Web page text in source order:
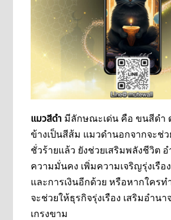
แมวสีดำ มีลักษณะเด่น คือ ขนสีดำ
ข้างเป็นสีส้ม แมวดำนอกจากจะช่ว
ชั่วร้ายแล้ว ยังช่วยเสริมพลังชีวิต
ความมั่นคง เพิ่มความเจริญรุ่งเรือ
และการเงินอีกด้วย หรือหากใคร
จะช่วยให้ธุรกิจรุ่งเรือง เสริมอำน
เกรงขาม